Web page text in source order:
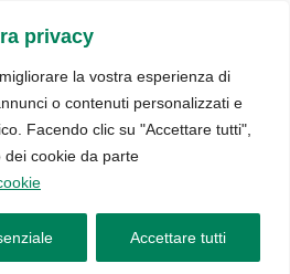
privacy
la vostra esperienza di
o contenuti personalizzati e
Facendo clic su "Accettare tutti",
dei cookie da parte
Accettare tutti